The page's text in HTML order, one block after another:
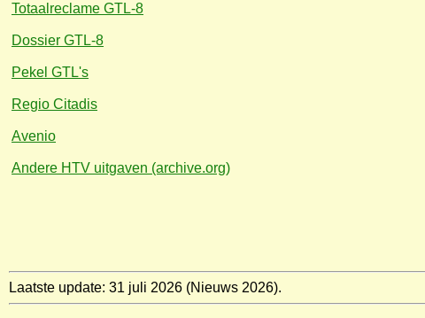
Totaalreclame GTL-8
Dossier GTL-8
Pekel GTL's
Regio Citadis
Avenio
Andere HTV uitgaven (archive.org)
Laatste update: 31 juli 2026 (Nieuws 2026).